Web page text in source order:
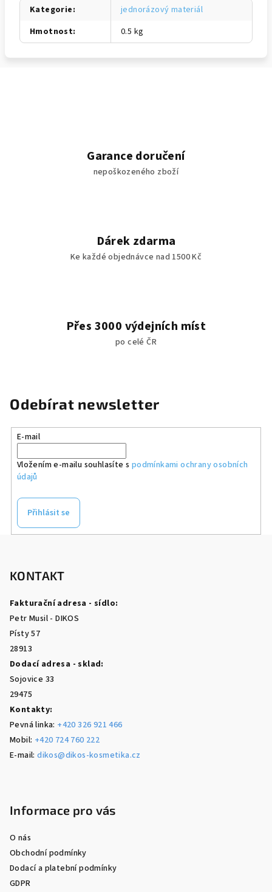
Kategorie:
jednorázový materiál
Hmotnost: 0.5 kg
Garance doručení
nepoškozeného zboží
Dárek zdarma
Ke každé objednávce nad 1500 Kč
Přes 3000 výdejních míst
po celé ČR
Odebírat newsletter
E-mail
Vložením e-mailu souhlasíte s podmínkami ochrany osobních
údajů
Přihlásit se
KONTAKT
Fakturační adresa - sídlo:
Petr Musil - DIKOS
Písty 57
28913
Dodací adresa - sklad:
Sojovice 33
29475
Kontakty:
Pevná linka: +420 326 921 466
Mobil: +420 724 760 222
E-mail:dikos@dikos-kosmetika.cz
Informace pro vás
O nás
Obchodní podmínky
Dodací a platební podmínky
GDPR